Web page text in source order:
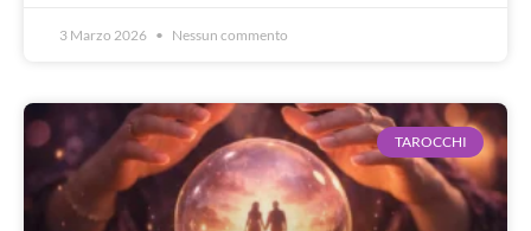
3 Marzo 2026 Nessun commento
TAROCCHI